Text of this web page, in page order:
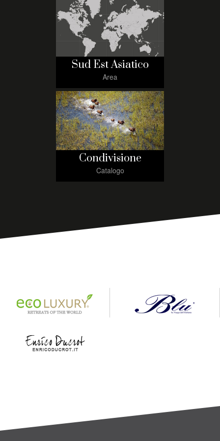
Sud Est Asiatico
Area
Condivisione
Catalogo